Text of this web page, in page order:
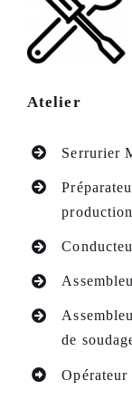
Atelier
Serrurier
de
Opérateur